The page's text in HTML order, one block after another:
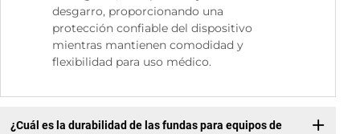
desgarro, proporcionando una
protección confiable del dispositivo
mientras mantienen comodidad y
flexibilidad para uso médico.
¿Cuál es la durabilidad de las fundas para equipos de